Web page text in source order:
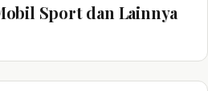
Sport dan Lainnya